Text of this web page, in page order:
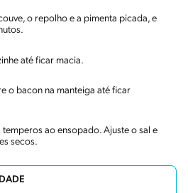
o repolho e a pimenta picada, e
até ficar macia.
o bacon na manteiga até ficar
ao ensopado. Ajuste o sal e
secos.